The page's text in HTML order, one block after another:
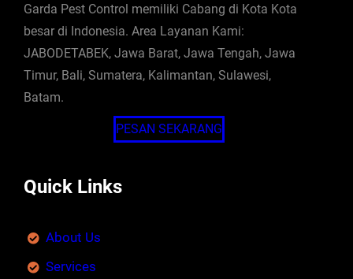
Garda Pest Control memiliki Cabang di Kota Kota
besar di Indonesia. Area Layanan Kami:
JABODETABEK, Jawa Barat, Jawa Tengah, Jawa
Timur, Bali, Sumatera, Kalimantan, Sulawesi,
Batam.
PESAN SEKARANG
Quick Links
About Us
Services